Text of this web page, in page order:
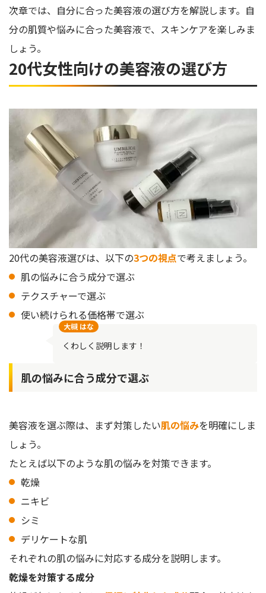
次章では、自分に合った美容液の選び方を解説します。自
分の肌質や悩みに合った美容液で、スキンケアを楽しみま
しょう。
20代女性向けの美容液の選び方
20代の美容液選びは、以下の3つの視点で考えましょう。
肌の悩みに合う成分で選ぶ
テクスチャーで選ぶ
使い続けられる価格帯で選ぶ
大槻 はな
くわしく説明します！
肌の悩みに合う成分で選ぶ
美容液を選ぶ際は、まず対策したい肌の悩みを明確にしま
しょう。
たとえば以下のような肌の悩みを対策できます。
乾燥
ニキビ
シミ
デリケートな肌
それぞれの肌の悩みに対応する成分を説明します。
乾燥を対策する成分